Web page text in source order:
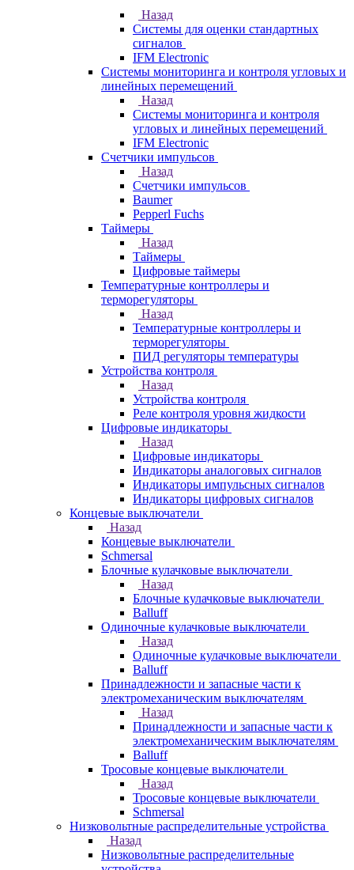
Назад
Системы для оценки стандартных
сигналов
IFM Electronic
Системы мониторинга и контроля угловых и
линейных перемещений
Назад
Системы мониторинга и контроля
угловых и линейных перемещений
IFM Electronic
Счетчики импульсов
Назад
Счетчики импульсов
Baumer
Pepperl Fuchs
Таймеры
Назад
Таймеры
Цифровые таймеры
Температурные контроллеры и
терморегуляторы
Назад
Температурные контроллеры и
терморегуляторы
ПИД регуляторы температуры
Устройства контроля
Назад
Устройства контроля
Реле контроля уровня жидкости
Цифровые индикаторы
Назад
Цифровые индикаторы
Индикаторы аналоговых сигналов
Индикаторы импульсных сигналов
Индикаторы цифровых сигналов
Концевые выключатели
Назад
Концевые выключатели
Schmersal
Блочные кулачковые выключатели
Назад
Блочные кулачковые выключатели
Balluff
Одиночные кулачковые выключатели
Назад
Одиночные кулачковые выключатели
Balluff
Принадлежности и запасные части к
электромеханическим выключателям
Назад
Принадлежности и запасные части к
электромеханическим выключателям
Balluff
Тросовые концевые выключатели
Назад
Тросовые концевые выключатели
Schmersal
Низковольтные распределительные устройства
Назад
Низковольтные распределительные